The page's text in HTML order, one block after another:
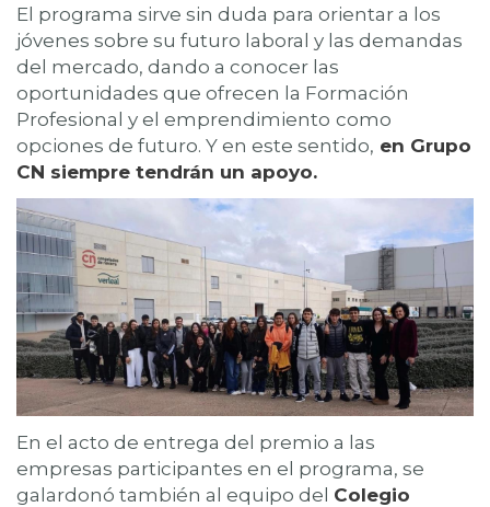
El programa sirve sin duda para orientar a los
jóvenes sobre su futuro laboral y las demandas
del mercado, dando a conocer las
oportunidades que ofrecen la Formación
Profesional y el emprendimiento como
opciones de futuro. Y en este sentido, en Grupo
CN siempre tendrán un apoyo.
En el acto de entrega del premio a las
empresas participantes en el programa, se
galardonó también al equipo del Colegio